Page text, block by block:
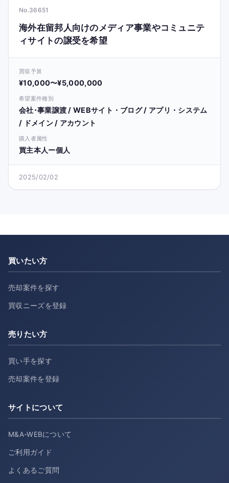
No.36651
海外在留邦人向けのメディア事業やコミュニテ
ィサイトの譲受を希望
買収予算
¥10,000〜¥5,000,000
希望案件種別
会社･事業譲渡 / WEBサイト・ブログ / アプリ・システム
/ ドメイン / アカウント
購入者属性
買主本人ー個人
2025/02/02
買いたい方
売却案件を探す
買収ニーズを登録
売りたい方
買い手を探す
売却案件を登録
サイトについて
M&A-WEBについて
ご利用ガイド
よくあるご質問